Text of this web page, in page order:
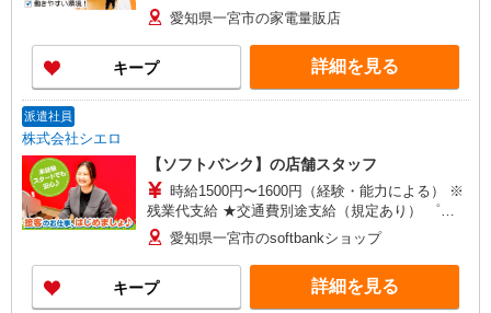
+゜・。○。・゜+゜・。○。・゜+゜ 入社祝い金10
万円支給(規定有) お友達を紹介頂くと, インセンテ
ィブ支給(規定有) ★月2回払い・週払い可能（規程
有）★ ゜・。○。・゜+゜・。○。・゜+゜
愛知県一宮市の家電量販店
キープ 詳細を見る
派遣社員
株式会社シエロ
【ソフトバンク】の店舗スタッフ
時給1500円〜1600円（経験・能力による） ※
残業代支給 ★交通費別途支給（規定あり） ゜
+゜・。○。・゜+゜・。○。・゜+゜ 入社祝い金10
万円支給(規定有) お友達を紹介頂くと, インセンテ
ィブ支給(規定有) ★月2回払い・週払い可能（規程
有）★ ゜・。○。・゜+゜・。○。・゜+゜
愛知県一宮市のsoftbankショップ
キープ 詳細を見る